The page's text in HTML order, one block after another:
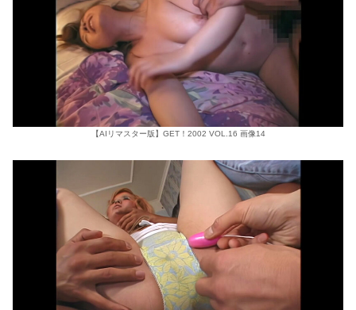
【AIリマスター版】GET！2002 VOL.16 画像14